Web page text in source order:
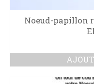
Noeud-papillon